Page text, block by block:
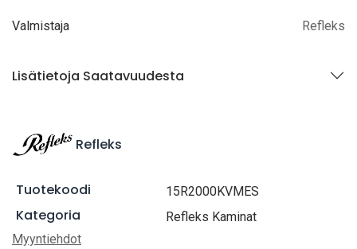
Valmistaja Refleks
Lisätietoja Saatavuudesta
Refleks
Tuotekoodi 15R2000KVMES
Kategoria
Refleks Kaminat
Myyntiehdot